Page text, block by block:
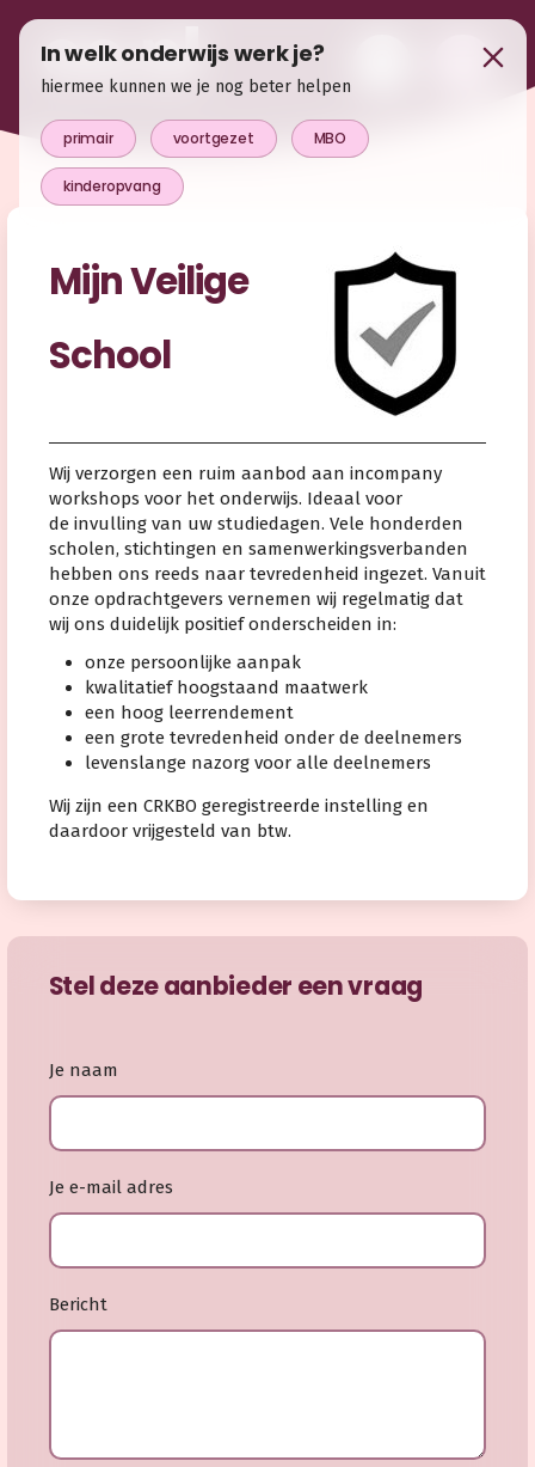
Mijn Veilige
School
Wij verzorgen een ruim aanbod aan incompany
workshops voor het onderwijs. Ideaal voor
de invulling van uw studiedagen. Vele honderden
scholen, stichtingen en samenwerkingsverbanden
hebben ons reeds naar tevredenheid ingezet. Vanuit
onze opdrachtgevers vernemen wij regelmatig dat
wij ons duidelijk positief onderscheiden in:
onze persoonlijke aanpak
kwalitatief hoogstaand maatwerk
een hoog leerrendement
een grote tevredenheid onder de deelnemers
levenslange nazorg voor alle deelnemers
Wij zijn een CRKBO geregistreerde instelling en
daardoor vrijgesteld van btw.
Stel deze aanbieder een vraag
Je naam
Je e-mail adres
Bericht
In welk onderwijs werk je?
hiermee kunnen we je nog beter helpen
primair voortgezet MBO
kinderopvang